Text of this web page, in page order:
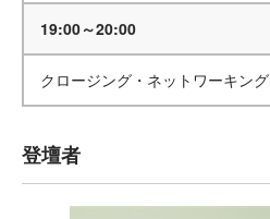
19:00～20:00
クロージング・ネットワーキング
登壇者